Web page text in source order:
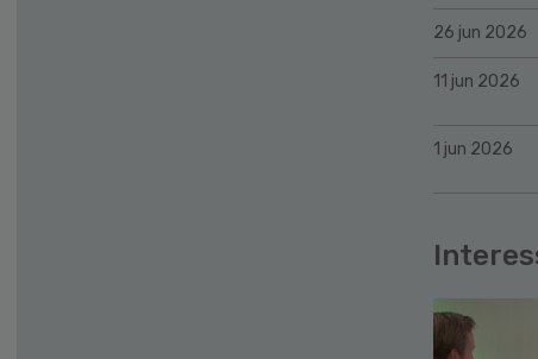
26 jun 2026
11 jun 2026
1 jun 2026